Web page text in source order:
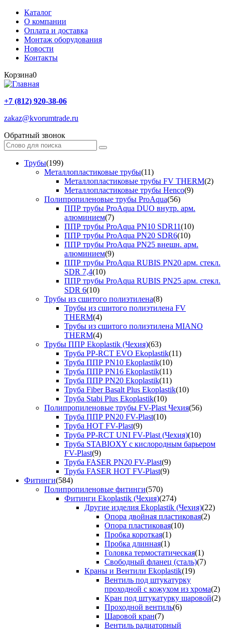
Каталог
О компании
Оплата и доставка
Монтаж оборудования
Новости
Контакты
Корзина0
+7 (812) 920-38-06
zakaz@kvorumtrade.ru
Обратный звонок
Трубы(199)
Металлопластиковые трубы(11)
Металлопластиковые трубы FV THERM(2)
Металлопластиковые трубы Henco(9)
Полипропиленовые трубы ProAqua(56)
ППР трубы ProAqua DUO внутр. арм.
алюминием(7)
ППР трубы ProAqua PN10 SDR11(10)
ППР трубы ProAqua PN20 SDR6(10)
ППР трубы ProAqua PN25 внешн. арм.
алюминием(9)
ППР трубы ProAqua RUBIS PN20 арм. стекл.
SDR 7,4(10)
ППР трубы ProAqua RUBIS PN25 арм. стекл.
SDR 6(10)
Трубы из сшитого полиэтилена(8)
Трубы из сшитого полиэтилена FV
THERM(4)
Трубы из сшитого полиэтилена MIANO
THERM(4)
Трубы ППР Ekoplastik (Чехия)(63)
Труба PP-RCT EVO Ekoplastik(11)
Труба ППР PN10 Ekoplastik(10)
Труба ППР PN16 Ekoplastik(11)
Труба ППР PN20 Ekoplastik(11)
Труба Fiber Basalt Plus Ekoplastik(10)
Труба Stabi Plus Ekoplastik(10)
Полипропиленовые трубы FV-Plast Чехия(56)
Труба ППР PN20 FV-Plast(10)
Труба HOT FV-Plast(9)
Труба PP-RCT UNI FV-Plast (Чехия)(10)
Труба STABIOXY с кислородным барьером
FV-Plast(9)
Труба FASER PN20 FV-Plast(9)
Труба FASER HOT FV-Plast(9)
Фитинги(584)
Полипропиленовые фитинги(570)
Фитинги Ekoplastik (Чехия)(274)
Другие изделия Ekoplastik (Чехия)(22)
Опора двойная пластиковая(2)
Опора пластиковая(10)
Пробка короткая(1)
Пробка длинная(1)
Головка термостатическая(1)
Свободный фланец (сталь)(7)
Краны и Вентили Ekoplastik(19)
Вентиль под штукатурку
проходной с кожухом из хрома(2)
Кран под штукатурку шаровой(2)
Проходной вентиль(6)
Шаровой кран(7)
Вентиль радиаторный